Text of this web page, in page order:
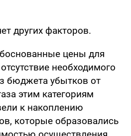
других факторов.
цены для
необходимого
бюджета убытков от
этим категориям
к накоплению
которые образовались